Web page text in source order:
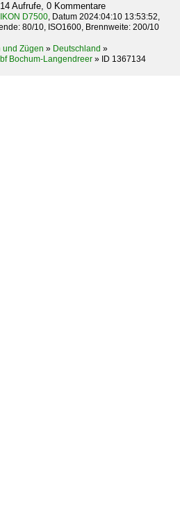
Aufrufe, 0 Kommentare
D7500, Datum 2024:04:10 13:53:52,
80/10, ISO1600, Brennweite: 200/10
und Zügen » Deutschland »
Bochum-Langendreer » ID 1367134